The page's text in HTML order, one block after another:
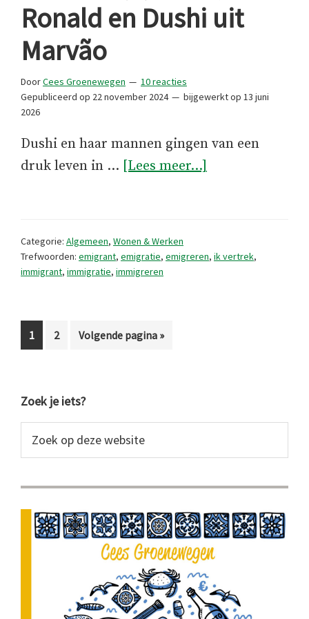
Ronald en Dushi uit
Marvão
DoorCees Groenewegen
10 reacties
Gepubliceerd op 22 november 2024 bijgewerkt op 13 juni
2026
Dushi en haar mannen gingen van een
druk leven in … [Lees meer...]
Ronald
Categorie: Algemeen, Wonen & Werken
Trefwoorden: emigrant, emigratie, emigreren, ik vertrek,
immigrant, immigratie, immigreren
Pagina
1 Pagina
2
Ga
Volgende pagina »
Primaire
Sidebar
Zoek je iets?
op
website